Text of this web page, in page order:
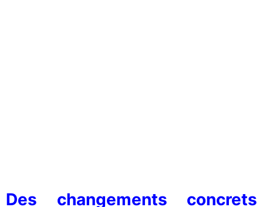
Des changements concrets